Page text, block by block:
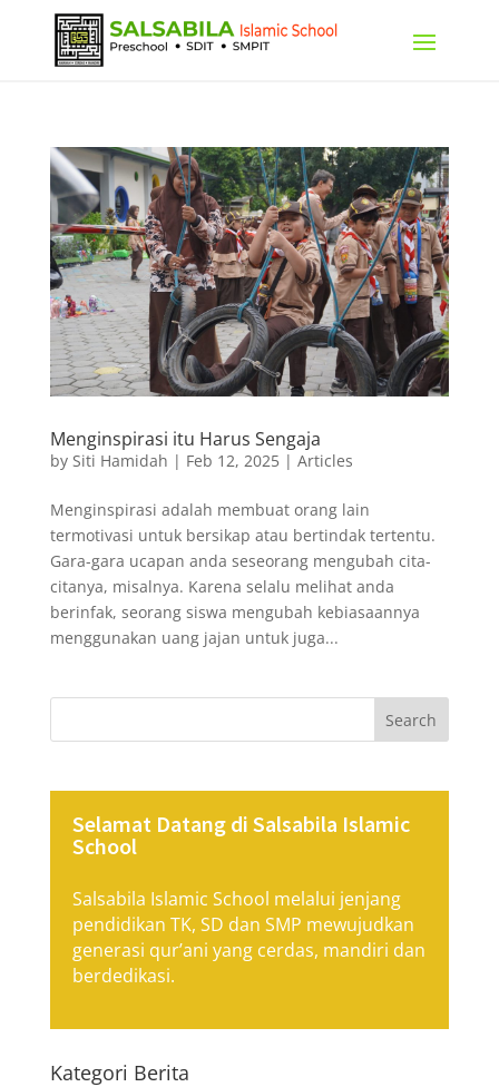
Menginspirasi itu Harus Sengaja
by Siti Hamidah | Feb 12, 2025| Articles
Menginspirasi adalah membuat orang lain
termotivasi untuk bersikap atau bertindak tertentu.
Gara-gara ucapan anda seseorang mengubah cita-
citanya, misalnya. Karena selalu melihat anda
berinfak, seorang siswa mengubah kebiasaannya
menggunakan uang jajan untuk juga...
Search
Selamat Datang di Salsabila Islamic
School
Salsabila Islamic School melalui jenjang
pendidikan TK, SD dan SMP mewujudkan
generasi qur’ani yang cerdas, mandiri dan
berdedikasi.
Kategori Berita